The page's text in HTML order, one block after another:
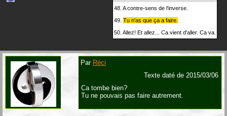
48. A contre-sens de l'inverse.
49. Tu n'as que ça a faire.
50. Allez! Et allez... Ca vient d'aller. Ca va.
Par Réci
Texte daté de 2015/03/06
Ca tombe bien?
Tu ne pouvais pas faire autrement.